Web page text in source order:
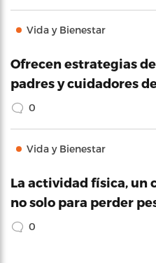
Vida y Bienestar
Ofrecen estrategias
padres y cuidadores
0
Vida y Bienestar
La actividad física, un
no solo para perder
0